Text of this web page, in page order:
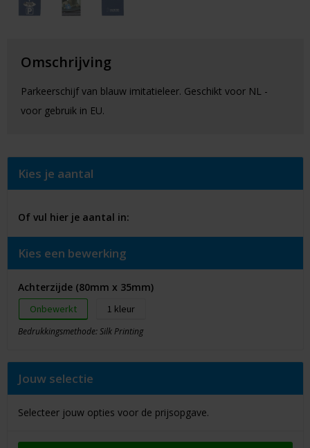
Omschrijving
Parkeerschijf van blauw imitatieleer. Geschikt voor NL -
voor gebruik in EU.
Kies je aantal
Of vul hier je aantal in:
Kies een bewerking
Achterzijde (80mm x 35mm)
Onbewerkt 1
Bedrukkingsmethode: Silk Printing
Jouw selectie
Selecteer jouw opties voor de prijsopgave.